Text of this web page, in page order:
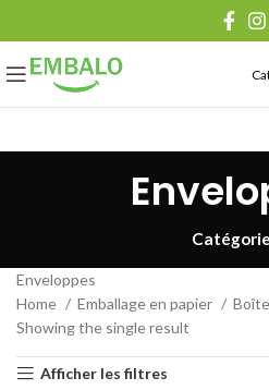
Enveloppes
Home
Emballage en papier
Showing the single result
Afficher les filtres